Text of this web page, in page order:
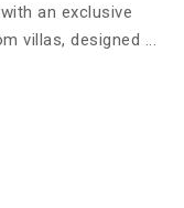
an exclusive
villas, designed ...